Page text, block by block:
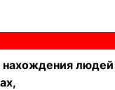
нахождения людей